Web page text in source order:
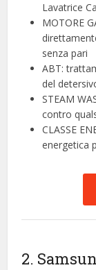
Lavatrice
MOTORE
senza pari
ABT:
del
STEAM
contro
CLASSE
energetica
2.